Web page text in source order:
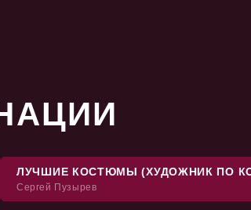
ЛУЧШИЕ КОСТЮМЫ (ХУДОЖНИК ПО
Сергей Пузырев